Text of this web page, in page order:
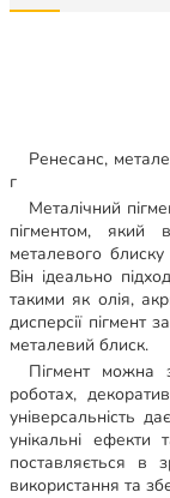
Ренесанс,
г
Металічний
пігментом, який
металевого
Він ідеально
такими як олія,
дисперсії пігмент
металевий блиск.
Пігмент можна
роботах,
універсальність
унікальні ефекти
поставляється в
використання та